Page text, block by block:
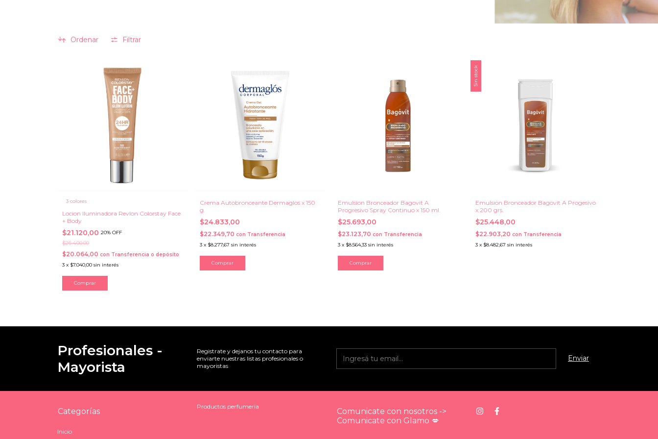
Ordenar Filtrar
3 colores
Locion Iluminadora Revlon Colorstay Face
+ Body
$21.120,00 20% OFF
$26.400,00
$20.064,00 con Transferencia o depósito
3 x $7.040,00 sin interés
Comprar
Crema Autobronceante Dermaglos x 150
g.
$24.833,00
$22.349,70con Transferencia
3 x $8.277,67 sin interés
Emulsion Bronceador Bagovit A
Progresivo Spray Continuo x 150 ml.
$25.693,00
$23.123,70 con Transferencia
3 x $8.564,33 sin interés
Sin stock
Emulsion Bronceador Bagovit A Progesivo
x 200 grs.
$25.448,00
$22.903,20 con Transferencia
3 x $8.482,67 sin interés
Profesionales -
Mayorista
Registrate y dejanos tu contacto para
enviarte nuestras listas profesionales o
mayoristas
Categorías
Inicio
Productos perfumeria
Comunicate con nosotros ->
Comunicate con Glamo 💋